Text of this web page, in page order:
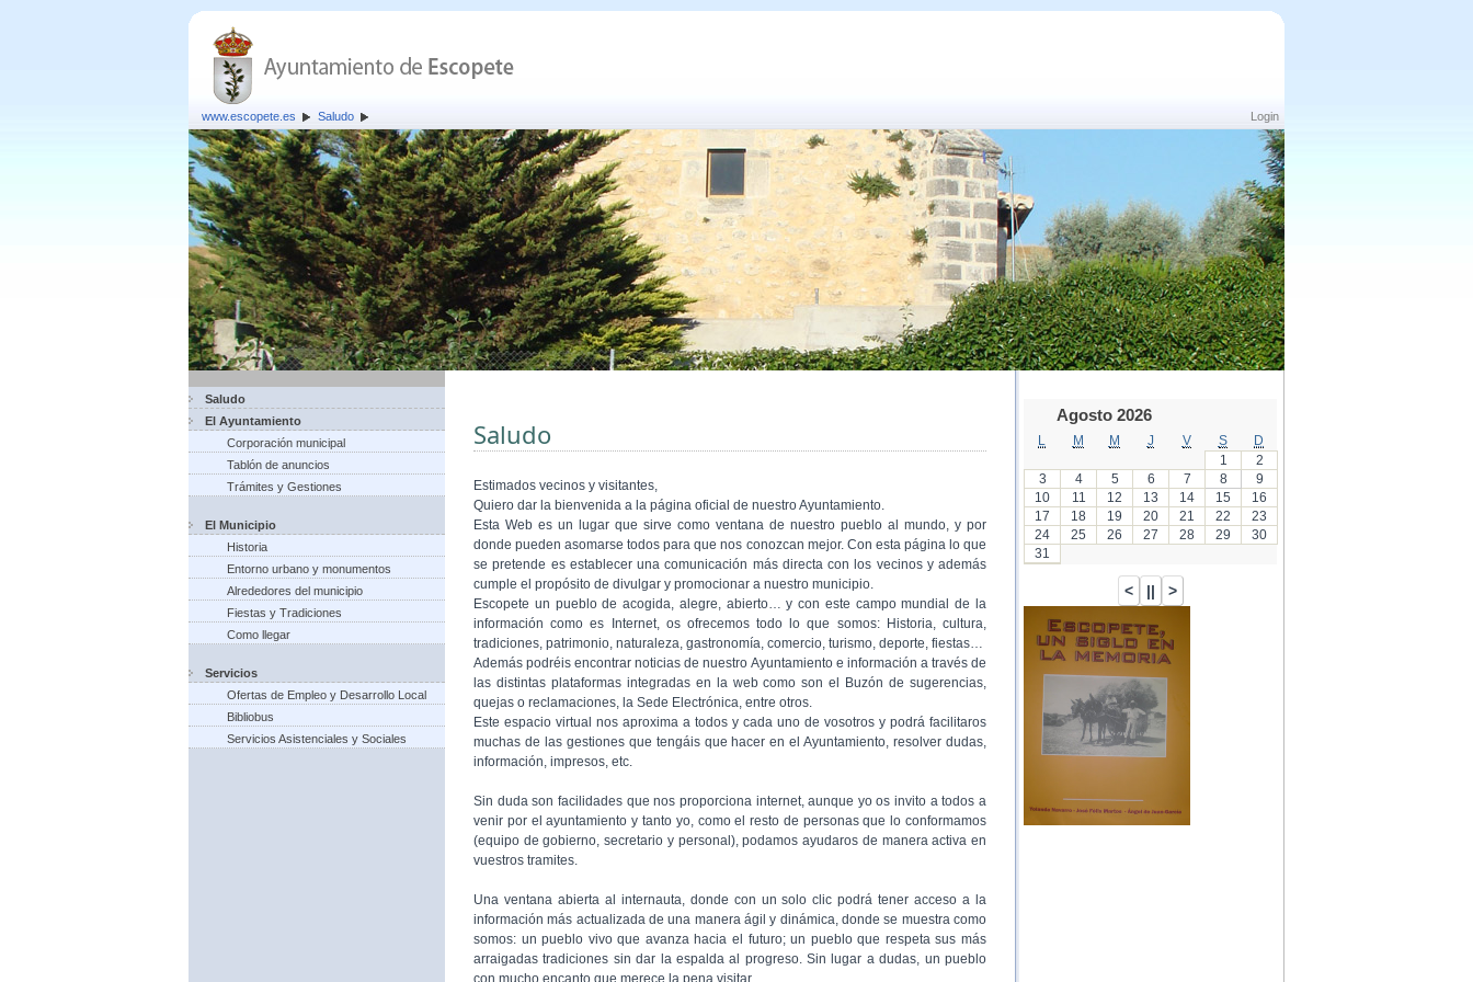
Login
www.escopete.es Saludo
Saludo
El Ayuntamiento
Corporación municipal
Tablón de anuncios
Trámites y Gestiones
El Municipio
Historia
Entorno urbano y monumentos
Alrededores del municipio
Fiestas y Tradiciones
Como llegar
Servicios
Ofertas de Empleo y Desarrollo Local
Bibliobus
Servicios Asistenciales y Sociales
Saludo
Estimados vecinos y visitantes,
Quiero dar la bienvenida a la página oficial de nuestro Ayuntamiento.
Esta Web es un lugar que sirve como ventana de nuestro pueblo al mundo, y por
donde pueden asomarse todos para que nos conozcan mejor. Con esta página lo que
se pretende es establecer una comunicación más directa con los vecinos y además
cumple el propósito de divulgar y promocionar a nuestro municipio.
Escopete un pueblo de acogida, alegre, abierto… y con este campo mundial de la
información como es Internet, os ofrecemos todo lo que somos: Historia, cultura,
tradiciones, patrimonio, naturaleza, gastronomía, comercio, turismo, deporte, fiestas…
Además podréis encontrar noticias de nuestro Ayuntamiento e información a través de
las distintas plataformas integradas en la web como son el Buzón de sugerencias,
quejas o reclamaciones, la Sede Electrónica, entre otros.
Este espacio virtual nos aproxima a todos y cada uno de vosotros y podrá facilitaros
muchas de las gestiones que tengáis que hacer en el Ayuntamiento, resolver dudas,
información, impresos, etc.
Sin duda son facilidades que nos proporciona internet, aunque yo os invito a todos a
venir por el ayuntamiento y tanto yo, como el resto de personas que lo conformamos
(equipo de gobierno, secretario y personal), podamos ayudaros de manera activa en
vuestros tramites.
Una ventana abierta al internauta, donde con un solo clic podrá tener acceso a la
información más actualizada de una manera ágil y dinámica, donde se muestra como
somos: un pueblo vivo que avanza hacia el futuro; un pueblo que respeta sus más
arraigadas tradiciones sin dar la espalda al progreso. Sin lugar a dudas, un pueblo
con mucho encanto que merece la pena visitar.
Agosto 2026
M M J V S
D
1
2
3
4 5 6 7 8
9
10
11 12 13 14 15
16
17
18 19 20 21 22
23
24
25 26 27 28 29
30
31